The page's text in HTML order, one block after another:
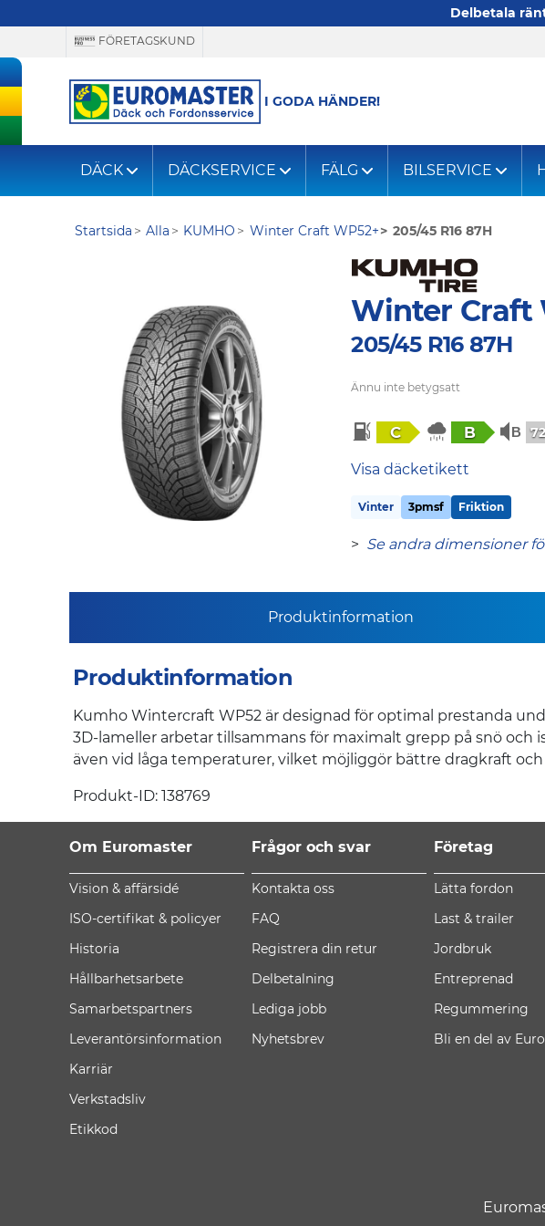
Delbetala
FÖRETAGSKUND
I GODA HÄNDER!
DÄCK DÄCKSERVICE FÄLG BILSERVICE
Startsida Alla KUMHO Winter Craft WP52+ 205/45 R16 87H
Winter Craft
205/45 R16 87H
Ännu inte betygsatt
C B
Visa däcketikett
Vinter 3pmsf Friktion
> Se andra dimensioner
Produktinformation
Produktinformation
Kumho Wintercraft WP52 är designad för optimal prestanda
3D-lameller arbetar tillsammans för maximalt grepp på snö
även vid låga temperaturer, vilket möjliggör bättre dragkraft
Produkt-ID: 138769
Om Euromaster
Vision & affärsidé
ISO-certifikat & policyer
Historia
Hållbarhetsarbete
Samarbetspartners
Leverantörsinformation
Karriär
Verkstadsliv
Etikkod
Frågor och svar
Kontakta oss
FAQ
Registrera din retur
Delbetalning
Lediga jobb
Nyhetsbrev
Företag
Lätta fordon
Last & trailer
Jordbruk
Entreprenad
Regummering
Bli en del av